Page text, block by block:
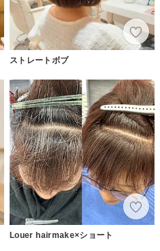
ストレートボブ
Louer hairmake×ショート